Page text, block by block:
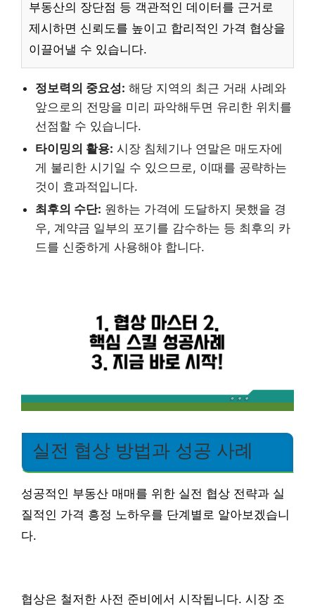
부동산의 장단점 등 객관적인 데이터를 근거로
제시하면 신뢰도를 높이고 합리적인 가격 협상을
이끌어낼 수 있습니다.
정보력의 중요성: 해당 지역의 최근 거래 사례와
앞으로의 전망을 미리 파악해두면 유리한 위치를
선점할 수 있습니다.
타이밍의 활용: 시장 침체기나 연말은 매도자에
게 불리한 시기일 수 있으므로, 이때를 공략하는
것이 효과적입니다.
최후의 수단: 원하는 가격에 도달하지 못했을 경
우, 계약금 일부의 포기를 감수하는 등 최후의 카
드를 신중하게 사용해야 합니다.
실전 협상 방법과 성공 사례
성공적인 부동산 매매를 위한 실전 협상 전략과 실
질적인 가격 흥정 노하우를 단계별로 알아보겠습니
다.
협상은 철저한 사전 준비에서 시작됩니다. 시장 조